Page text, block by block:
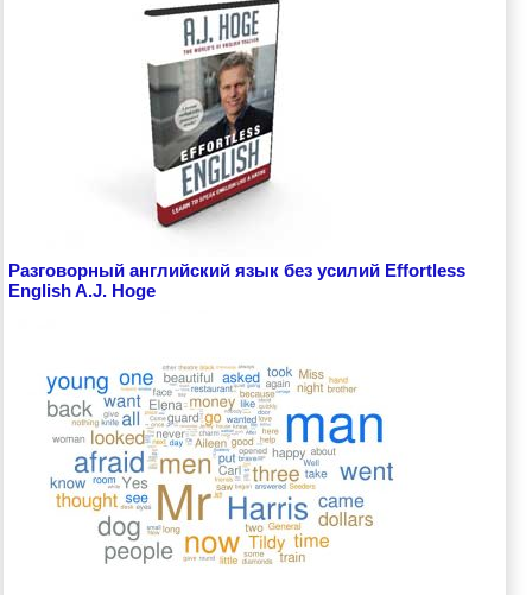
Разговорный английский язык без усилий Effortless
English A.J. Hoge